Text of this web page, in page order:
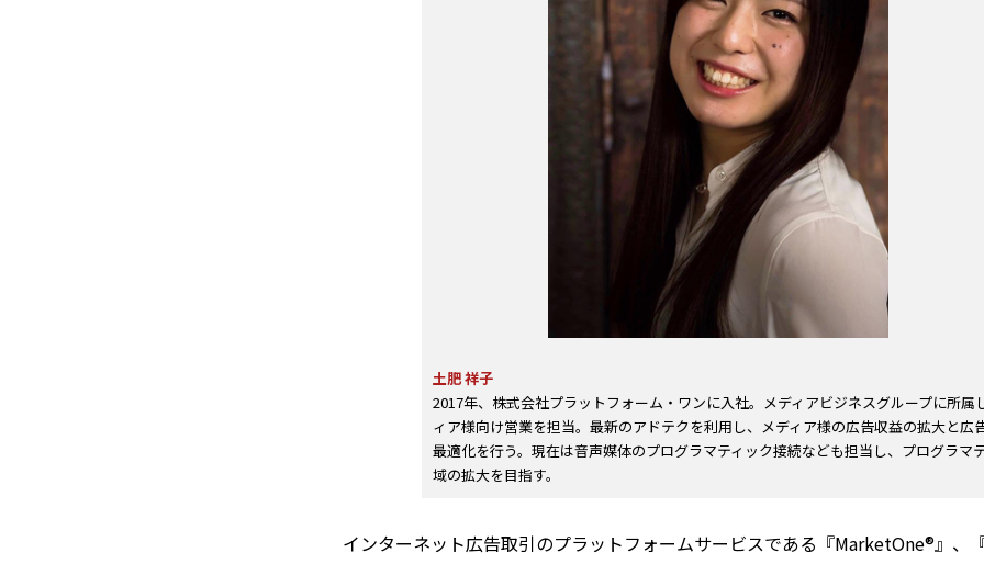
土肥 祥子
2017年、株式会社プラットフォーム・ワンに入社。メディアビジネスグループに所属
ィア様向け営業を担当。最新のアドテクを利用し、メディア様の広告収益の拡大と広
最適化を行う。現在は音声媒体のプログラマティック接続なども担当し、プログラマ
域の拡大を目指す。
インターネット広告取引のプラットフォームサービスである『MarketOne®』、